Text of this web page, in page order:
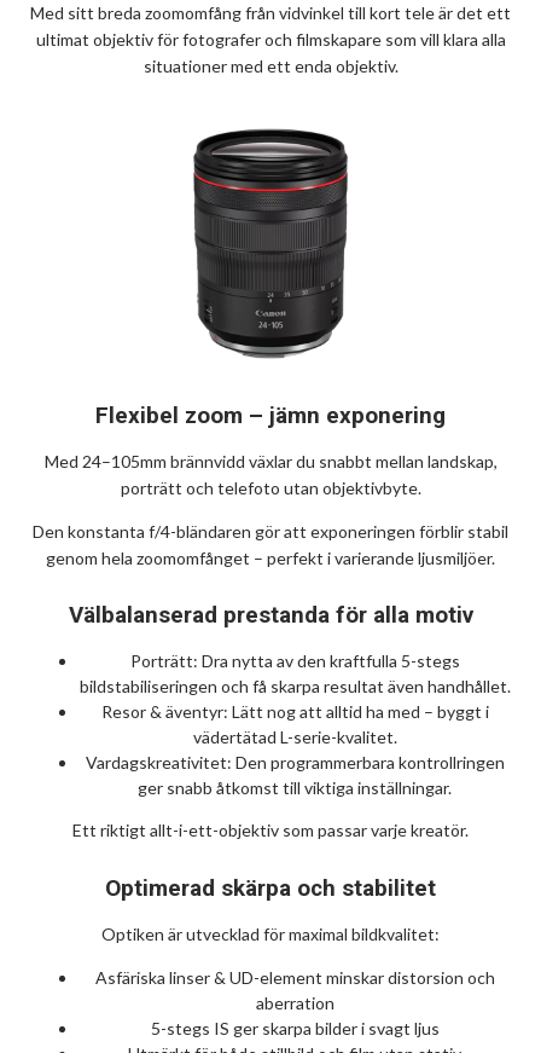
Med sitt breda zoomomfång från vidvinkel till kort tele är det ett
ultimat objektiv för fotografer och filmskapare som vill klara alla
situationer med ett enda objektiv.
Flexibel zoom – jämn exponering
Med 24–105mm brännvidd växlar du snabbt mellan landskap,
porträtt och telefoto utan objektivbyte.
Den konstanta f/4-bländaren gör att exponeringen förblir stabil
genom hela zoomomfånget – perfekt i varierande ljusmiljöer.
Välbalanserad prestanda för alla motiv
Porträtt: Dra nytta av den kraftfulla 5-stegs
bildstabiliseringen och få skarpa resultat även handhållet.
Resor & äventyr: Lätt nog att alltid ha med – byggt i
vädertätad L-serie-kvalitet.
Vardagskreativitet: Den programmerbara kontrollringen
ger snabb åtkomst till viktiga inställningar.
Ett riktigt allt-i-ett-objektiv som passar varje kreatör.
Optimerad skärpa och stabilitet
Optiken är utvecklad för maximal bildkvalitet:
Asfäriska linser & UD-element minskar distorsion och
aberration
5-stegs IS ger skarpa bilder i svagt ljus